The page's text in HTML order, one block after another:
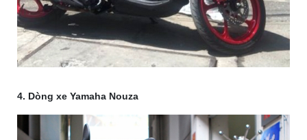
4. Dòng xe Yamaha Nouza